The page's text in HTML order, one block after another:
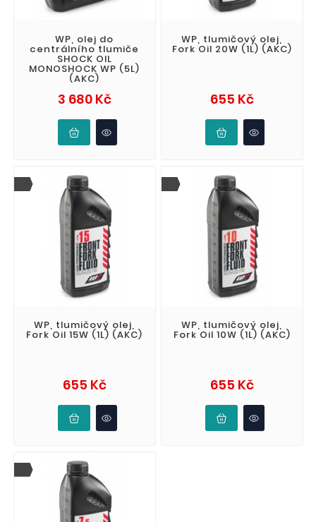
WP, olej do
centrálního tlumiče
SHOCK OIL
MONOSHOCK WP (5L)
(AKC)
3 680 KčCena
WP, tlumičový olej,
Fork Oil 20W (1L) (AKC)
655 KčCena
WP, tlumičový olej,
Fork Oil 15W (1L) (AKC)
655 KčCena
WP, tlumičový olej,
Fork Oil 10W (1L) (AKC)
655 KčCena